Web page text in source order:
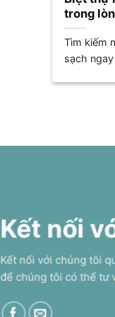
trong
Tìm kiếm
sạch
Kết nối
Kết nối với chúng tôi
để chúng tôi có thể tư